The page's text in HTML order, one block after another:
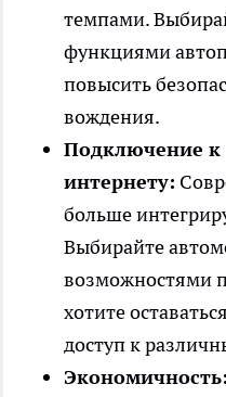
темпами.
функциями
повысить
вождения.
Подключение к
интернету:
больше
Выбирайте
возможностями
хотите
доступ к
Экономичность: